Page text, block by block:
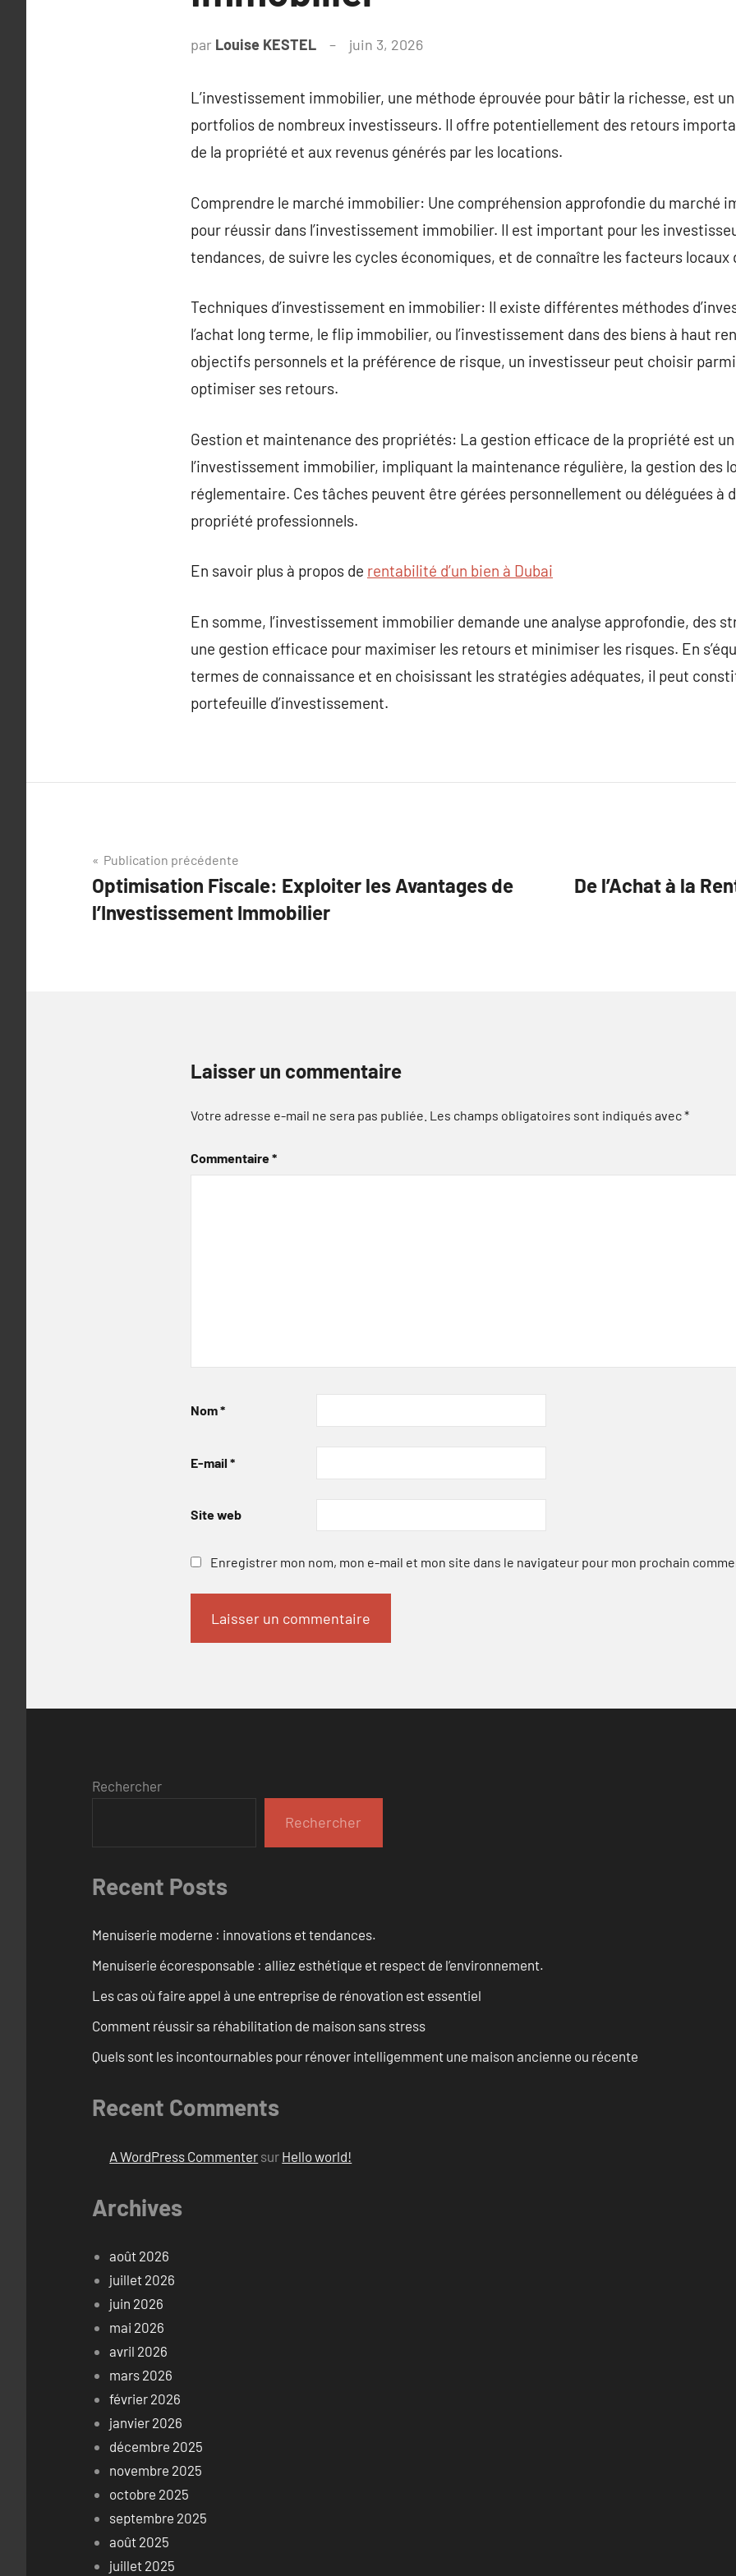
par Louise KESTEL juin 3, 2026
L’investissement immobilier, une méthode éprouvée pour bâtir la richesse, est
portfolios de nombreux investisseurs. Il offre potentiellement des retours
de la propriété et aux revenus générés par les locations.
Comprendre le marché immobilier: Une compréhension approfondie du marché
pour réussir dans l’investissement immobilier. Il est important pour les
tendances, de suivre les cycles économiques, et de connaître les facteurs
Techniques d’investissement en immobilier: Il existe différentes méthodes
l’achat long terme, le flip immobilier, ou l’investissement dans des biens à haut
objectifs personnels et la préférence de risque, un investisseur peut choisir
optimiser ses retours.
Gestion et maintenance des propriétés: La gestion efficace de la propriété est
l’investissement immobilier, impliquant la maintenance régulière, la gestion des
réglementaire. Ces tâches peuvent être gérées personnellement ou déléguées à
propriété professionnels.
En savoir plus à propos de rentabilité d’un bien à Dubai
En somme, l’investissement immobilier demande une analyse approfondie, des
une gestion efficace pour maximiser les retours et minimiser les risques. En
termes de connaissance et en choisissant les stratégies adéquates, il peut
portefeuille d’investissement.
Navigation
de
l’article
Publication précédente
Optimisation Fiscale: Exploiter les Avantages de
l’Investissement Immobilier
De l’Achat à la
Laisser un commentaire
Votre adresse e-mail ne sera pas publiée. Les champs obligatoires sont indiqués avec*
Commentaire*
Nom*
E-mail *
Site web
Enregistrer mon nom, mon e-mail et mon site dans le navigateur pour mon prochain
Rechercher
Rechercher
Recent Posts
Menuiserie moderne : innovations et tendances.
Menuiserie écoresponsable : alliez esthétique et respect de l’environnement.
Les cas où faire appel à une entreprise de rénovation est essentiel
Comment réussir sa réhabilitation de maison sans stress
Quels sont les incontournables pour rénover intelligemment une maison ancienne ou récente
Recent Comments
A WordPress Commenter sur Hello world!
Archives
août 2026
juillet 2026
juin 2026
mai 2026
avril 2026
mars 2026
février 2026
janvier 2026
décembre 2025
novembre 2025
octobre 2025
septembre 2025
août 2025
juillet 2025